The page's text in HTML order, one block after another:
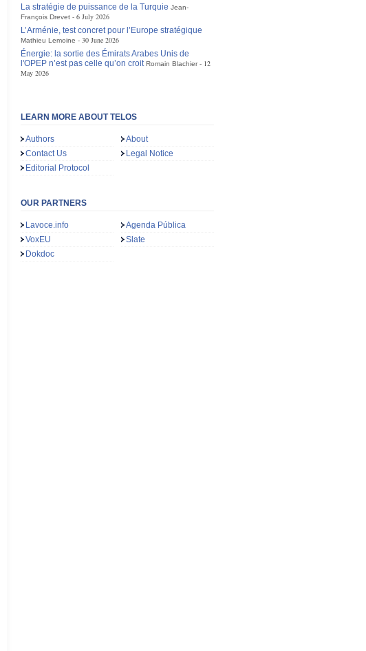
La stratégie de puissance de la Turquie Jean-
François Drevet
6 July 2026
L’Arménie, test concret pour l’Europe stratégique
Mathieu Lemoine
30 June 2026
Énergie: la sortie des Émirats Arabes Unis de
l'OPEP n’est pas celle qu’on croit Romain Blachier
12
May 2026
LEARN MORE ABOUT TELOS
Authors
About
Contact Us
Legal Notice
Editorial Protocol
OUR PARTNERS
Lavoce.info
Agenda Pública
VoxEU
Slate
Dokdoc